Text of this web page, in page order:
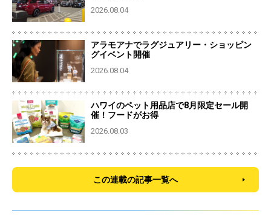
2026.08.04
アラモアナでラグジュアリー・ショッピン
グイベント開催
2026.08.04
ハワイのペット用品店で8月限定セール開
催！フードがお得
2026.08.03
この連載の記事一覧へ